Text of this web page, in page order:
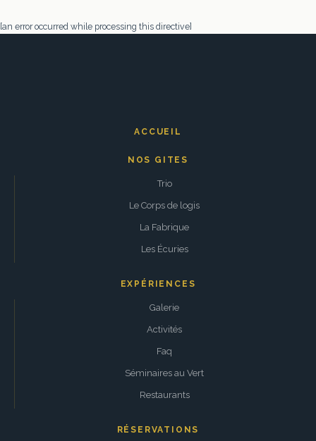
[an error occurred while processing this directive]
ACCUEIL
NOS GITES
Trio
Le Corps de logis
La Fabrique
Les Écuries
EXPÉRIENCES
Galerie
Activités
Faq
Séminaires au Vert
Restaurants
RÉSERVATIONS